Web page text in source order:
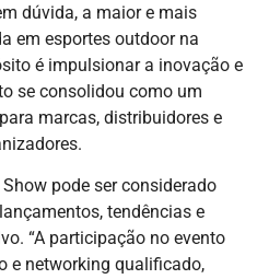
dúvida, a maior e mais
em esportes outdoor na
é impulsionar a inovação e
se consolidou como um
marcas, distribuidores e
pode ser considerado
tendências e
“A participação no evento
e networking qualificado,